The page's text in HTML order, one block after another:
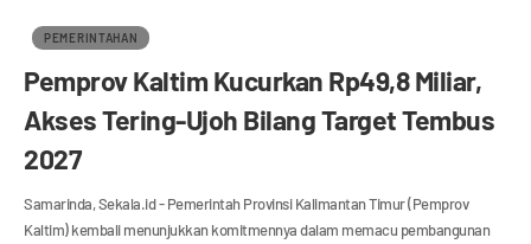
PEMERINTAHAN
Pemprov Kaltim Kucurkan Rp49,8 Miliar,
Akses Tering-Ujoh Bilang Target Tembus
2027
Samarinda, Sekala.id - Pemerintah Provinsi Kalimantan Timur (Pemprov
Kaltim) kembali menunjukkan komitmennya dalam memacu pembangunan